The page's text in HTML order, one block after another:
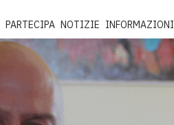
PARTECIPA NOTIZIE INFORMAZIONI